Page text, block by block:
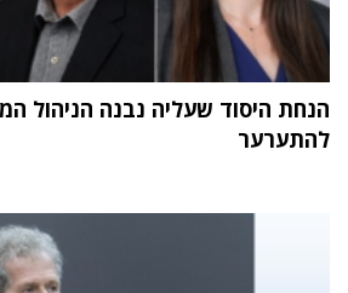
הנחת היסוד שעליה נבנה הניהול
להתערער